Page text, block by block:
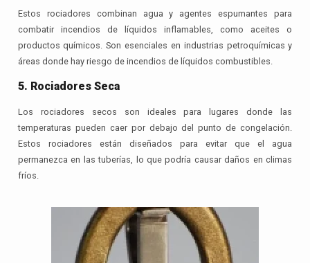
Estos rociadores combinan agua y agentes espumantes para
combatir incendios de líquidos inflamables, como aceites o
productos químicos. Son esenciales en industrias petroquímicas y
áreas donde hay riesgo de incendios de líquidos combustibles.
5. Rociadores Seca
Los rociadores secos son ideales para lugares donde las
temperaturas pueden caer por debajo del punto de congelación.
Estos rociadores están diseñados para evitar que el agua
permanezca en las tuberías, lo que podría causar daños en climas
fríos.